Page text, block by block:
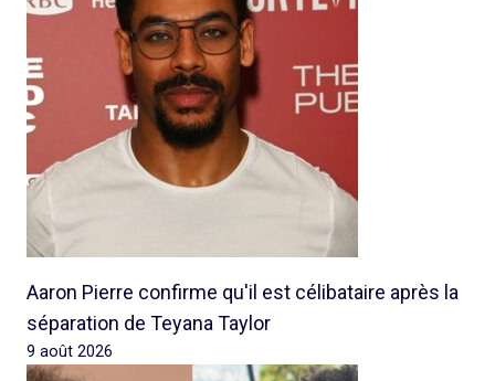
Aaron Pierre confirme qu'il est célibataire après la
séparation de Teyana Taylor
9 août 2026